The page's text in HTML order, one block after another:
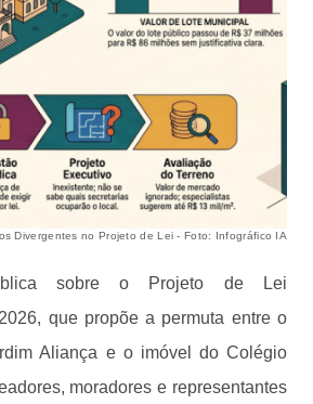
Divergentes no Projeto de Lei - Foto: Infográfico IA
sobre o Projeto de Lei
que propõe a permuta entre o
Aliança e o imóvel do Colégio
moradores e representantes